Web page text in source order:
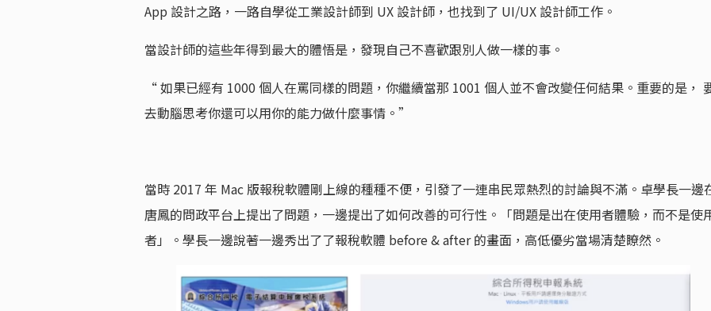
App 設計之路，一路自學從工業設計師到 UX 設計師，也找到了 UI/UX 設計師工作。
當設計師的這些年得到最大的體悟是，發現自己不喜歡跟別人做一樣的事。
“ 如果已經有 1000 個人在罵同樣的問題，你繼續當那 1001 個人並不會改變任何結果。重要的是，
去動腦思考你還可以用你的能力做什麼事情。”
當時 2017 年 Mac 版報稅軟體剛上線的種種不便，引發了一連串民眾熱烈的討論與不滿。卓學長一邊
唐鳳的問政平台上提出了問題，一邊提出了如何改善的可行性。「問題是出在使用者體驗，而不是使
者」。學長一邊說著一邊秀出了了報稅軟體 before & after 的畫面，高低優劣當場清楚瞭然。